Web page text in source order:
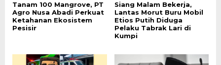
Tanam 100 Mangrove, PT
Agro Nusa Abadi Perkuat
Ketahanan Ekosistem
Pesisir
Siang Malam Bekerja,
Lantas Morut Buru Mobil
Etios Putih Diduga
Pelaku Tabrak Lari di
Kumpi